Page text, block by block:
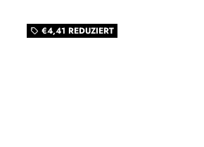
local_offer €4,41 REDUZIERT